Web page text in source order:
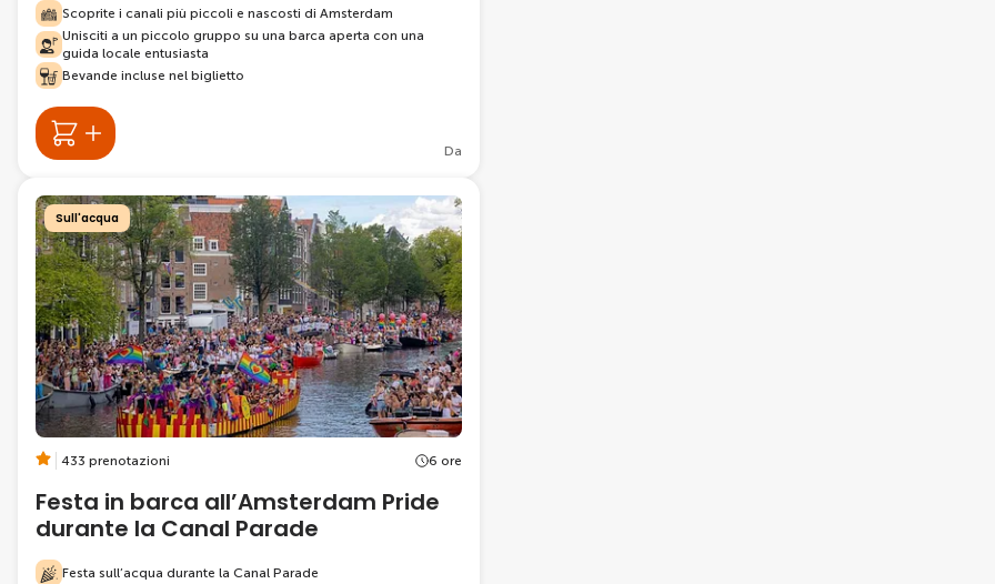
Scoprite i canali più piccoli e nascosti di Amsterdam
Unisciti a un piccolo gruppo su una barca aperta con una
guida locale entusiasta
Bevande incluse nel biglietto
Da
Sull'acqua
433 prenotazioni 6 ore
Festa in barca all’Amsterdam Pride
durante la Canal Parade
Festa sull’acqua durante la Canal Parade